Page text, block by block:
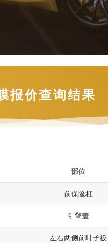
报价查询结果
部位
前保险杠
引擎盖
左右两侧前叶子板